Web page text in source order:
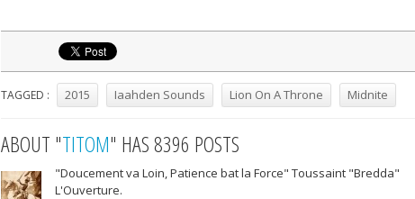
TAGGED : 2015 Iaahden Sounds Lion On A Throne Midnite
ABOUT "TITOM" HAS 8396 POSTS
"Doucement va Loin, Patience bat la Force" Toussaint "Bredda"
L'Ouverture.